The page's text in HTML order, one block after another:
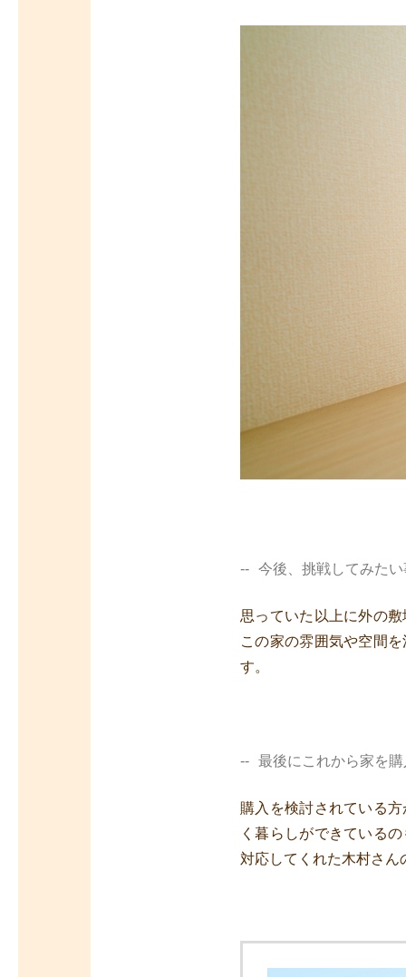
今後、挑戦してみた
思っていた以上に外の
この家の雰囲気や空間
す。
最後にこれから家を
購入を検討されている
く暮らしができている
対応してくれた木村さん